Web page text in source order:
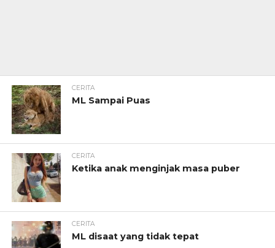
CERITA
ML Sampai Puas
CERITA
Ketika anak menginjak masa puber
CERITA
ML disaat yang tidak tepat